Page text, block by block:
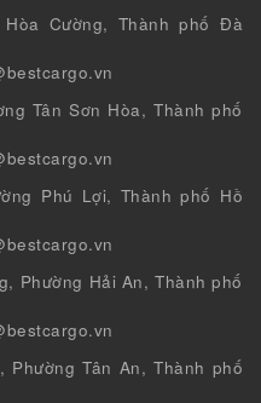
Cường, Thành phố Đà
Tân Sơn Hòa, Thành phố
Phú Lợi, Thành phố Hồ
Phường Hải An, Thành phố
Phường Tân An, Thành phố